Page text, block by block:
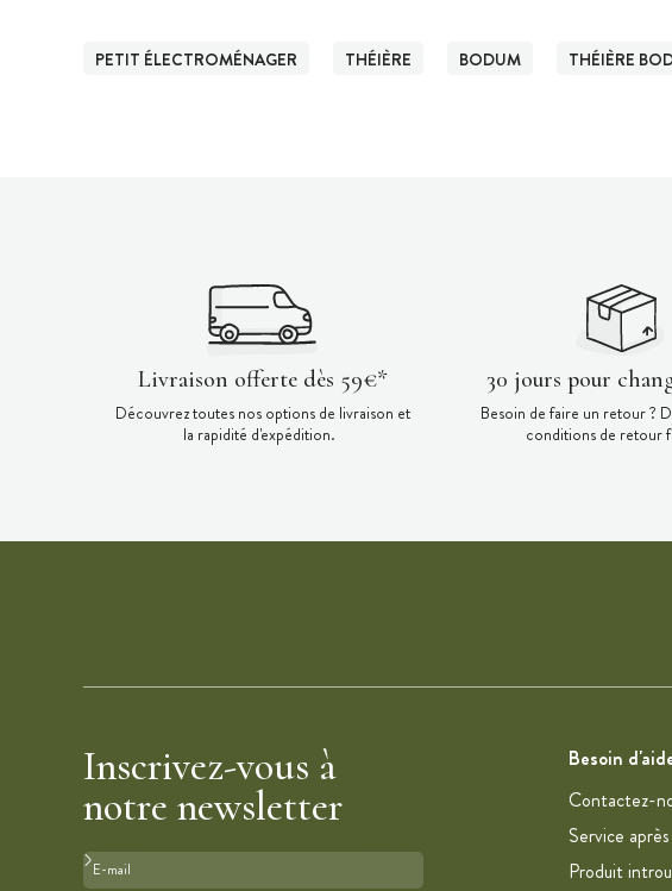
PETIT ÉLECTROMÉNAGER THÉIÈRE BODUM THÉIÈRE
Livraison offerte dès 59€*
Découvrez toutes nos options de livraison et
la rapidité d'expédition.
30 jours pour
Besoin de faire un retour ?
conditions de retour
Besoin
Contactez-
Service
Produit
Inscrivez-vous à
notre newsletter
Format : adresse@email.com